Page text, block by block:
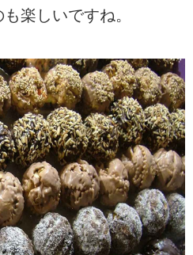
楽しいですね。